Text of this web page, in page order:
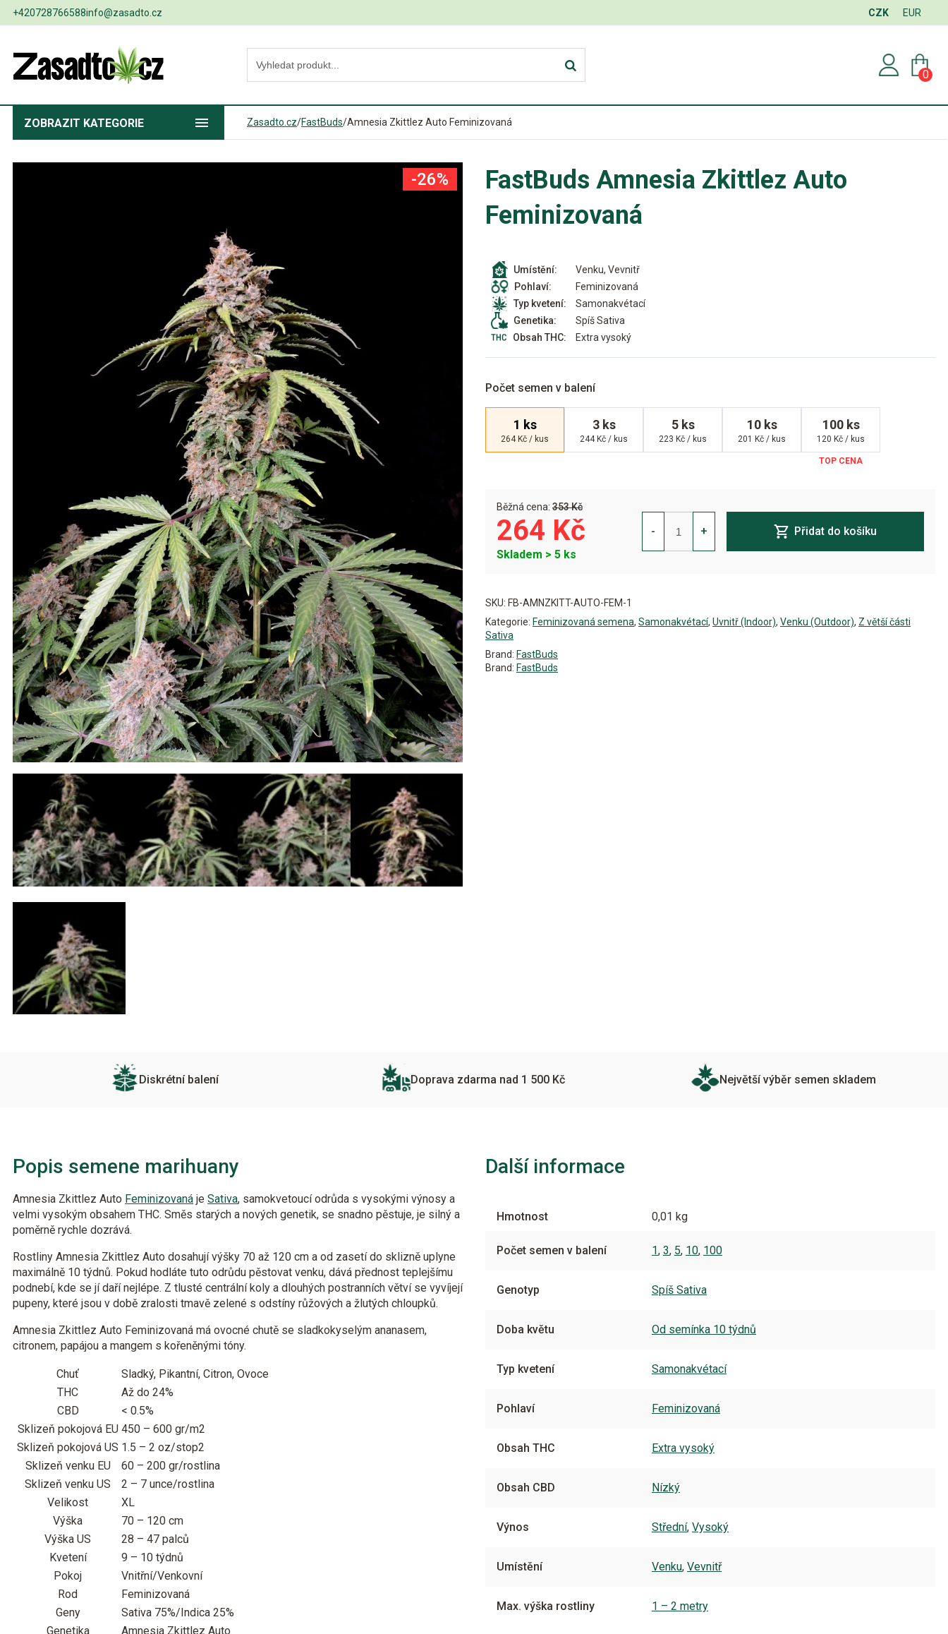
+420728766588info@zasadto.cz CZK EUR
0
ZOBRAZIT KATEGORIE Zasadto.cz/FastBuds/Amnesia Zkittlez Auto Feminizovaná
FastBuds Amnesia Zkittlez Auto
Feminizovaná
Umístění:
Venku, Vevnitř
Pohlaví:
Feminizovaná
Typ kvetení:
Samonakvétací
Genetika:
Spíš Sativa
Obsah THC:
Extra vysoký
Počet semen v balení
1 ks
264 Kč / kus
3 ks
244 Kč / kus
5 ks
223 Kč / kus
10 ks
201 Kč / kus
100 ks
120 Kč / kus
Běžná cena: 353 Kč
-26%
264 Kč
Skladem > 5 ks
-
Amnesia
Zkittlez
Auto
Feminizovaná
+ Přidat do košíku
SKU: FB-AMNZKITT-AUTO-FEM-1
Kategorie: Feminizovaná semena, Samonakvétací, Uvnitř (Indoor), Venku (Outdoor), Z větší části
Sativa
Brand: FastBuds
Brand: FastBuds
Diskrétní balení Doprava zdarma nad 1 500 Kč Největší výběr semen skladem
Popis semene marihuany
Amnesia Zkittlez Auto Feminizovaná je Sativa, samokvetoucí odrůda s vysokými výnosy a
velmi vysokým obsahem THC. Směs starých a nových genetik, se snadno pěstuje, je silný a
poměrně rychle dozrává.
Rostliny Amnesia Zkittlez Auto dosahují výšky 70 až 120 cm a od zasetí do sklizně uplyne
maximálně 10 týdnů. Pokud hodláte tuto odrůdu pěstovat venku, dává přednost teplejšímu
podnebí, kde se jí daří nejlépe. Z tlusté centrální koly a dlouhých postranních větví se vyvíjejí
pupeny, které jsou v době zralosti tmavě zelené s odstíny růžových a žlutých chloupků.
Amnesia Zkittlez Auto Feminizovaná má ovocné chutě se sladkokyselým ananasem,
citronem, papájou a mangem s kořeněnými tóny.
Chuť
Sladký, Pikantní, Citron, Ovoce
THC
Až do 24%
CBD
< 0.5%
Sklizeň pokojová EU 450 – 600 gr/m2
Sklizeň pokojová US 1.5 – 2 oz/stop2
Sklizeň venku EU
60 – 200 gr/rostlina
Sklizeň venku US
2 – 7 unce/rostlina
Velikost
XL
Výška
70 – 120 cm
Výška US
28 – 47 palců
Kvetení
9 – 10 týdnů
Pokoj
Vnitřní/Venkovní
Rod
Feminizovaná
Geny
Sativa 75%/Indica 25%
Genetika
Amnesia Zkittlez Auto
Další informace
Hmotnost 0,01 kg
Počet semen v balení 1, 3, 5, 10, 100
Genotyp Spíš Sativa
Doba květu Od semínka 10 týdnů
Typ kvetení Samonakvétací
Pohlaví Feminizovaná
Obsah THC Extra vysoký
Obsah CBD Nízký
Výnos Střední, Vysoký
Umístění Venku, Vevnitř
Max. výška rostliny 1 – 2 metry